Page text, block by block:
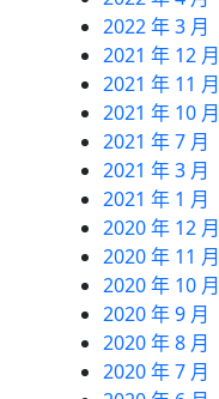
2022 年 3 月
2021 年 12 月
2021 年 11 月
2021 年 10 月
2021 年 7 月
2021 年 3 月
2021 年 1 月
2020 年 12 月
2020 年 11 月
2020 年 10 月
2020 年 9 月
2020 年 8 月
2020 年 7 月